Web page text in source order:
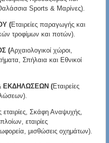
Sports & Μαρίνες).
(Εταιρείες παραγωγής και
τροφίμων και ποτών).
(Αρχαιολογικοί χώροι,
Σπήλαια και Εθνικοί
ΕΚΔΗΛΩΣΕΩΝ (Εταιρείες
εταιρίες, Σκάφη Αναψυχής,
εταιρίες
μισθώσεις οχημάτων).